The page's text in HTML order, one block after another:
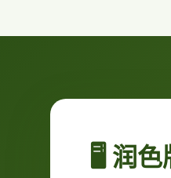
🖥️ 润